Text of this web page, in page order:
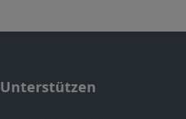
Unterstützen